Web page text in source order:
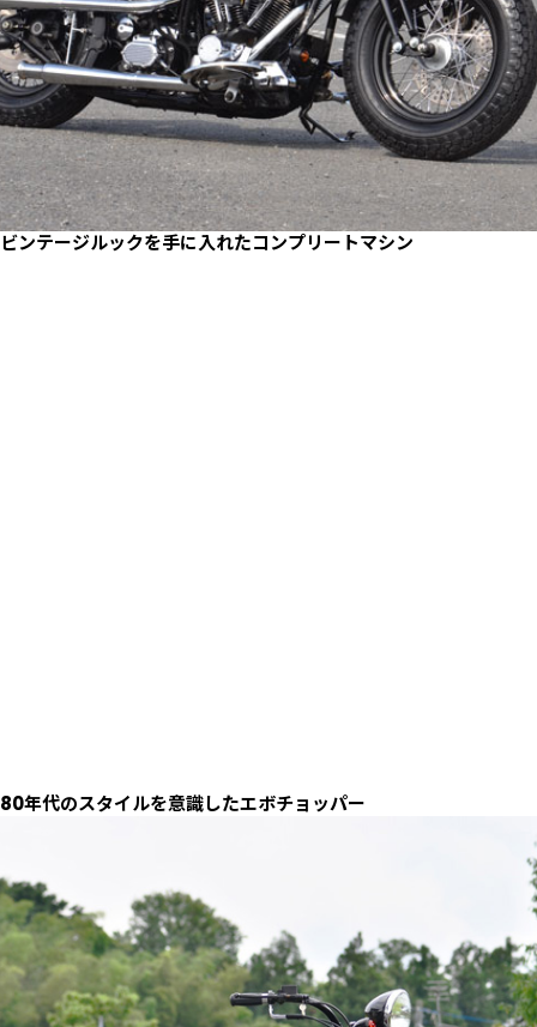
ビンテージルックを手に入れたコンプリートマシン
80年代のスタイルを意識したエボチョッパー